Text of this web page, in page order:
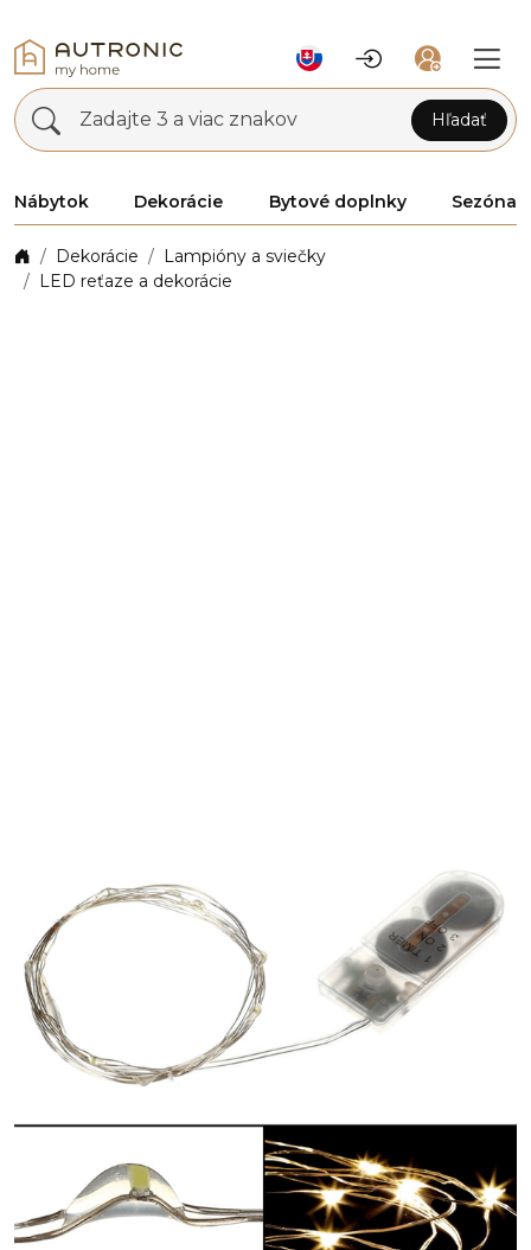
Zadajte 3 a viac znakov Hľadať
Nábytok Dekorácie Bytové doplnky Sezóna
Dekorácie
Lampióny a sviečky
LED reťaze a dekorácie